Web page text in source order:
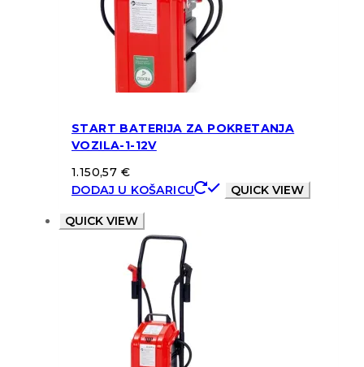
START BATERIJA ZA POKRETANJA
VOZILA-1-12V
1.150,57 €
DODAJ U KOŠARICU
QUICK VIEW
QUICK VIEW